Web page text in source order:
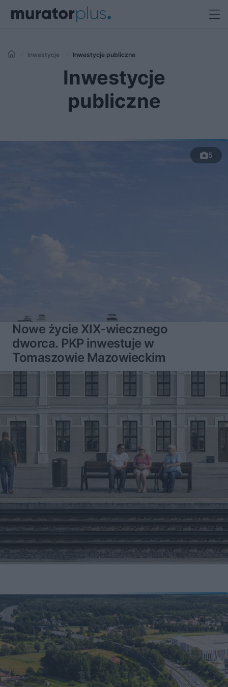
Inwestycje Inwestycje publiczne
Inwestycje
publiczne
5
Nowe życie XIX-wiecznego
dworca. PKP inwestuje w
Tomaszowie Mazowieckim